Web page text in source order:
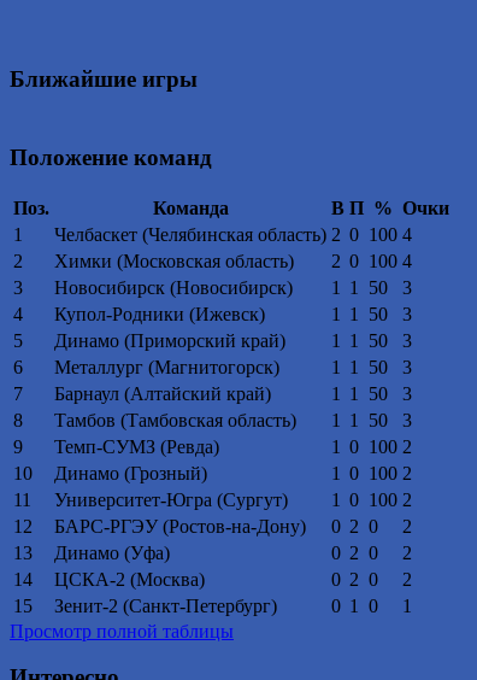
Ближайшие игры
Положение команд
Поз. Команда В П % Очки
1
Челбаскет (Челябинская область) 2 0 100 4
2
Химки (Московская область) 2 0 100 4
3
Новосибирск (Новосибирск) 1 1 50
3
4
Купол-Родники (Ижевск) 1 1 50
3
5
Динамо (Приморский край) 1 1 50
3
6
Металлург (Магнитогорск) 1 1 50
3
7
Барнаул (Алтайский край) 1 1 50
3
8
Тамбов (Тамбовская область) 1 1 50
3
9
Темп-СУМЗ (Ревда) 1 0 100 2
10
Динамо (Грозный) 1 0 100 2
11
Университет-Югра (Сургут) 1 0 100 2
12
БАРС-РГЭУ (Ростов-на-Дону) 0 2 0
2
13
Динамо (Уфа) 0 2 0
2
14
ЦСКА-2 (Москва) 0 2 0
2
15
Зенит-2 (Санкт-Петербург) 0 1 0
1
Просмотр полной таблицы